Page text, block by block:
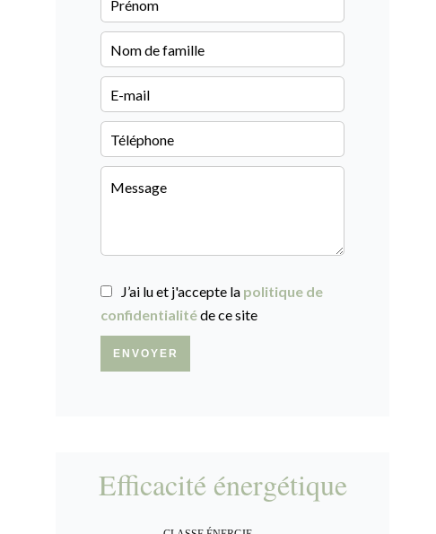
J’ai lu et j'accepte la politique de
confidentialitéde ce site
ENVOYER
Efficacité énergétique